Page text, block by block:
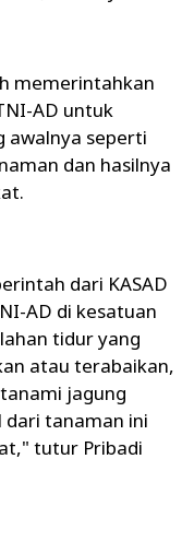
memerintahkan
AD untuk
awalnya seperti
dan hasilnya
dari KASAD
AD di kesatuan
tidur yang
atau terabaikan,
jagung
dari tanaman ini
tutur Pribadi